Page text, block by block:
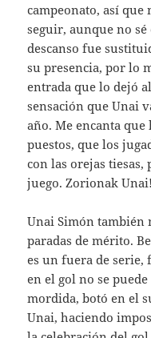
campeonato, así que
seguir, aunque no
descanso fue
su presencia, por lo
entrada que lo dejó
sensación que Unai
año. Me encanta
puestos, que los
con las orejas
juego. Zorionak Unai!
Unai Simón también
paradas de mérito.
es un fuera de
en el gol no se
mordida, botó en el
Unai, haciendo